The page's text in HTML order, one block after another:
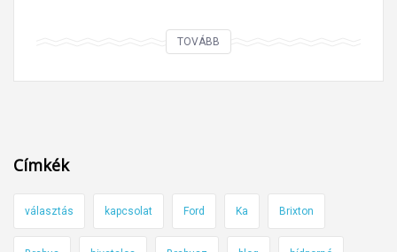
TOVÁBB
o
n
z
Címkék
választás kapcsolat Ford Ka Brixton